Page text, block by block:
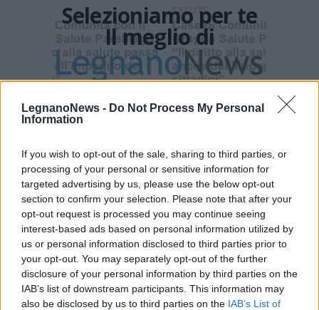
LegnanoNews - Do Not Process My Personal
Information
If you wish to opt-out of the sale, sharing to third parties, or
processing of your personal or sensitive information for
targeted advertising by us, please use the below opt-out
section to confirm your selection. Please note that after your
opt-out request is processed you may continue seeing
interest-based ads based on personal information utilized by
us or personal information disclosed to third parties prior to
your opt-out. You may separately opt-out of the further
disclosure of your personal information by third parties on the
IAB’s list of downstream participants. This information may
also be disclosed by us to third parties on the IAB’s List of
Selezioniamo per te
Il meglio di
Iscriviti alla
Commenti
Accedioregistratiper commentare questo
articolo.
L'email è richiesta ma non verrà mostrata ai visitatori. Il contenuto di questo
commento esprime il pensiero dell'autore e non rappresenta la linea editoriale
di VareseNews.it, che rimane autonoma e indipendente. I messaggi inclusi nei
commenti non sono testi giornalistici, ma post inviati dai singoli lettori che
possono essere automaticamente pubblicati senza filtro preventivo. I commenti
che includano uno o più link a siti esterni verranno rimossi in automatico dal
sistema.